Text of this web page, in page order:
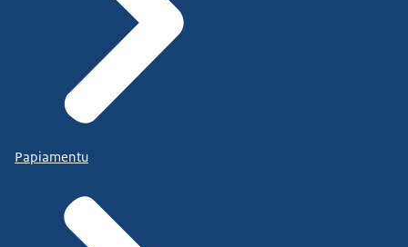
Papiamentu